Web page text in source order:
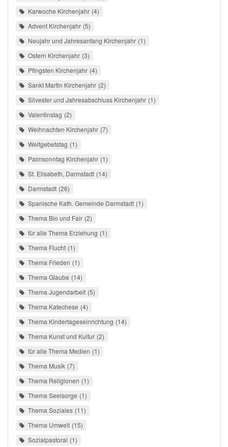
Karwoche Kirchenjahr 4
Advent Kirchenjahr 5
Neujahr und Jahresanfang Kirchenjahr 1
Ostern Kirchenjahr 3
Pfingsten Kirchenjahr 4
Sankt Martin Kirchenjahr 2
Silvester und Jahresabschluss Kirchenjahr 1
Valentinstag 2
Weihnachten Kirchenjahr 7
Weltgebetstag 1
Palmsonntag Kirchenjahr 1
St. Elisabeth, Darmstadt 14
Darmstadt 26
Spanische Kath. Gemeinde Darmstadt 1
Thema Bio und Fair 2
für alle Thema Erziehung 1
Thema Flucht 1
Thema Frieden 1
Thema Glaube 14
Thema Jugendarbeit 5
Thema Katechese 4
Thema Kindertageseinrichtung 14
Thema Kunst und Kultur 2
für alle Thema Medien 1
Thema Musik 7
Thema Religionen 1
Thema Seelsorge 1
Thema Soziales 11
Thema Umwelt 15
Sozialpastoral 1